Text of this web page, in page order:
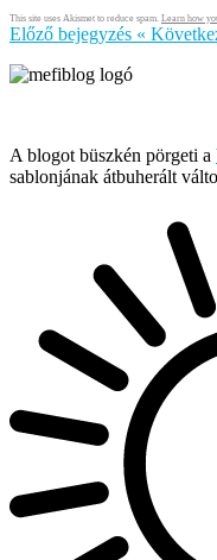
This site uses Akismet to reduce spam. Learn how
Előző bejegyzés «
A blogot büszkén pörgeti a
sablonjának átbuherált